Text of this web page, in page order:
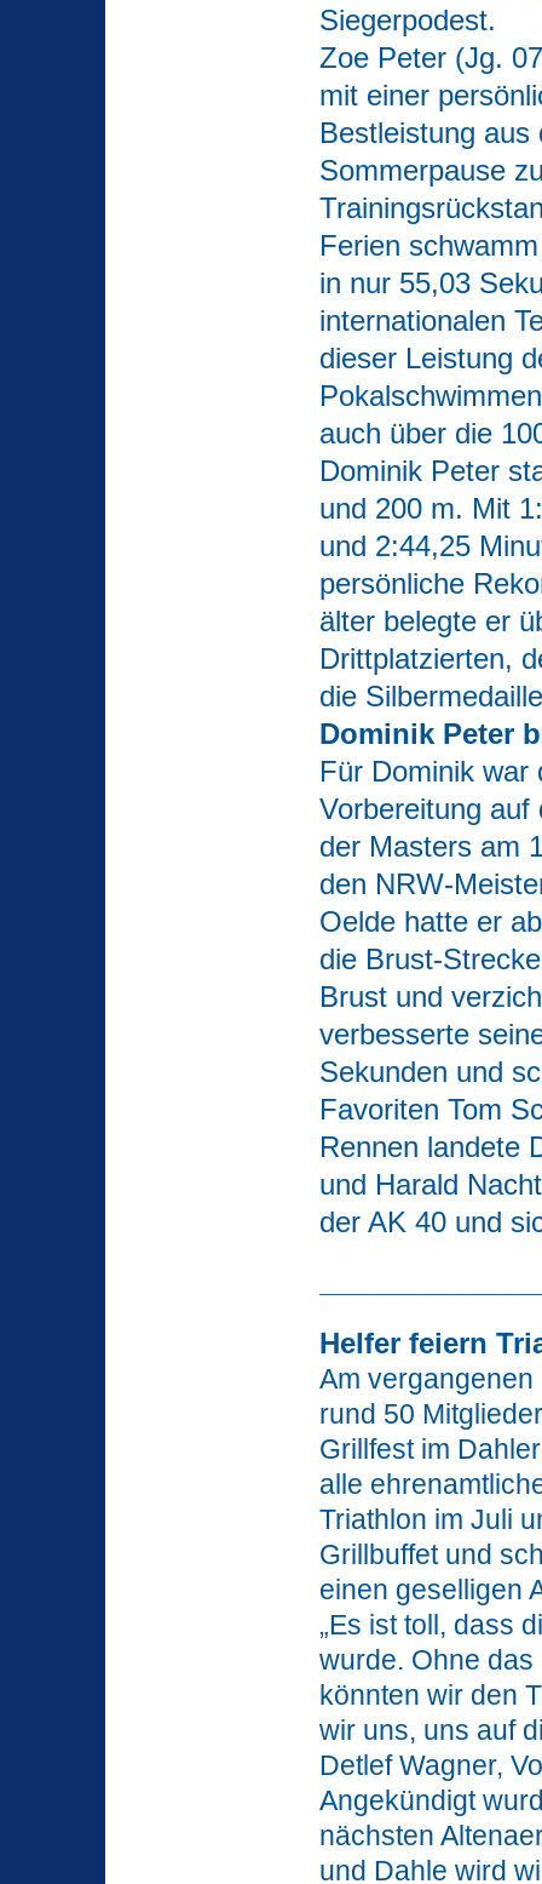
Siegerpodest.
Zoe Peter (Jg.
mit einer
Bestleistung aus
Sommerpause
Ferien
in nur 55,03
internationalen
dieser Leistung
auch über die
Dominik Peter
und 200 m. Mit
und 2:44,25
persönliche
älter belegte er
Drittplatzierten,
die
Dominik Peter
Für Dominik war
Vorbereitung auf
der Masters am
den NRW-
Oelde hatte er
die Brust-
Brust und
verbesserte
Sekunden und
Favoriten Tom
Rennen landete
und Harald
der AK 40 und
Helfer feiern
Am
rund 50
Grillfest im
alle
Triathlon im Juli
Grillbuffet und
einen geselligen
„Es ist toll, dass
wurde. Ohne
könnten wir den
wir uns, uns auf
Detlef Wagner,
Angekündigt
nächsten
und Dahle wird